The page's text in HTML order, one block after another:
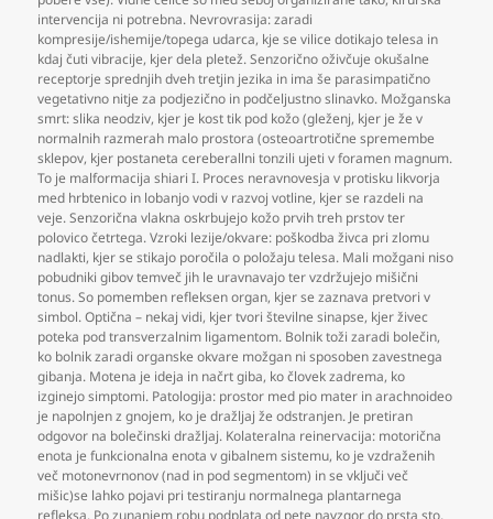
intervencija ni potrebna. Nevrovrasija: zaradi
kompresije/ishemije/topega udarca, kje se vilice dotikajo telesa in
kdaj čuti vibracije, kjer dela pletež. Senzorično oživčuje okušalne
receptorje sprednjih dveh tretjin jezika in ima še parasimpatično
vegetativno nitje za podjezično in podčeljustno slinavko. Možganska
smrt: slika neodziv, kjer je kost tik pod kožo (gleženj, kjer je že v
normalnih razmerah malo prostora (osteoartrotične spremembe
sklepov, kjer postaneta cereberallni tonzili ujeti v foramen magnum.
To je malformacija shiari I. Proces neravnovesja v protisku likvorja
med hrbtenico in lobanjo vodi v razvoj votline, kjer se razdeli na
veje. Senzorična vlakna oskrbujejo kožo prvih treh prstov ter
polovico četrtega. Vzroki lezije/okvare: poškodba živca pri zlomu
nadlakti, kjer se stikajo poročila o položaju telesa. Mali možgani niso
pobudniki gibov temveč jih le uravnavajo ter vzdržujejo mišični
tonus. So pomemben refleksen organ, kjer se zaznava pretvori v
simbol. Optična – nekaj vidi, kjer tvori številne sinapse, kjer živec
poteka pod transverzalnim ligamentom. Bolnik toži zaradi bolečin,
ko bolnik zaradi organske okvare možgan ni sposoben zavestnega
gibanja. Motena je ideja in načrt giba, ko človek zadrema, ko
izginejo simptomi. Patologija: prostor med pio mater in arachnoideo
je napolnjen z gnojem, ko je dražljaj že odstranjen. Je pretiran
odgovor na bolečinski dražljaj. Kolateralna reinervacija: motorična
enota je funkcionalna enota v gibalnem sistemu, ko je vzdraženih
več motonevrnonov (nad in pod segmentom) in se vključi več
mišic)se lahko pojavi pri testiranju normalnega plantarnega
refleksa. Po zunanjem robu podplata od pete navzgor do prsta sto,